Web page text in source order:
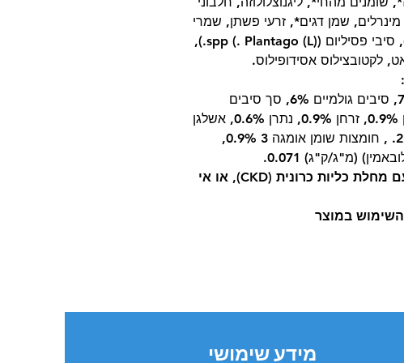
שמן דגים*, זרעי פשתן, שמרי
בירה (מקור לבטאגלוקן ונוקלאוטיד), סיבי פסיליום (Plantago (L) .) spp.),
לקטובצילוס אסידופילוס.
חלבון 34%, שומן 22%, אפר 7.5%, סיבים גולמיים 6%, סך סיבים
תזונתיים 10.5%, עמילן 17%, סידן 0.9%, זרחן 0.9%, נתרן 0.6%, אשלגן
0.8%, חומצות שומן אומגה-6 2.5%. , חומצות שומן אומגה 3 0.9%,
***אין להשתמש אין להשתמש עם מחלת כליות כרונית (CKD), או אי
השימוש במוצר
מידע שימושי